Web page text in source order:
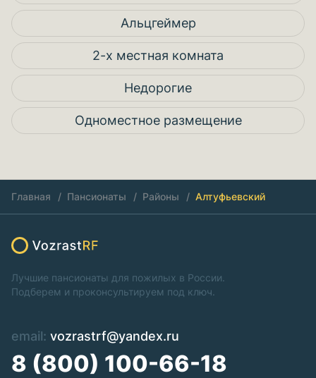
Альцгеймер
2-х местная комната
Недорогие
Одноместное размещение
Главная Пансионаты Районы Алтуфьевский
Лучшие пансионаты для пожилых в России.
Подберем и проконсультируем под ключ.
email: vozrastrf@yandex.ru
8 (800) 100-66-18